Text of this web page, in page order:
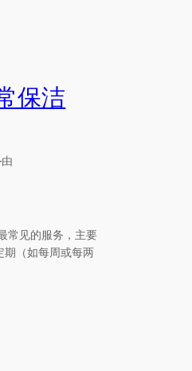
保洁
由
常见的服务，主要
期（如每周或每两